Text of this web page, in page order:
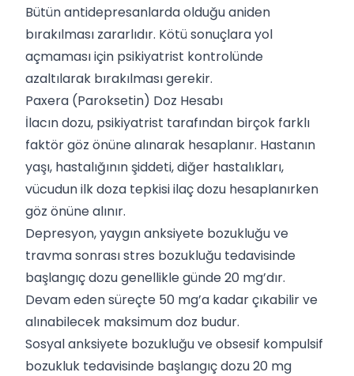
Bütün antidepresanlarda olduğu aniden
bırakılması zararlıdır. Kötü sonuçlara yol
açmaması için psikiyatrist kontrolünde
azaltılarak bırakılması gerekir.
Paxera (Paroksetin) Doz Hesabı
İlacın dozu, psikiyatrist tarafından birçok farklı
faktör göz önüne alınarak hesaplanır. Hastanın
yaşı, hastalığının şiddeti, diğer hastalıkları,
vücudun ilk doza tepkisi ilaç dozu hesaplanırken
göz önüne alınır.
Depresyon, yaygın anksiyete bozukluğu ve
travma sonrası stres bozukluğu tedavisinde
başlangıç dozu genellikle günde 20 mg’dır.
Devam eden süreçte 50 mg’a kadar çıkabilir ve
alınabilecek maksimum doz budur.
Sosyal anksiyete bozukluğu ve obsesif kompulsif
bozukluk tedavisinde başlangıç dozu 20 mg